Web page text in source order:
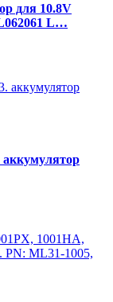
для 10.8V
L…
аккумулятор